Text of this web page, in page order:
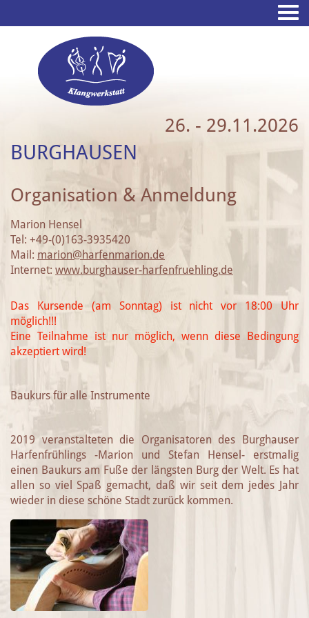
26. - 29.11.2026
BURGHAUSEN
Organisation & Anmeldung
Marion Hensel
Tel: +49-(0)163-3935420
Mail: marion@harfenmarion.de
Internet: www.burghauser-harfenfruehling.de
Das Kursende (am Sonntag) ist nicht vor 18:00 Uhr
möglich!!!
Eine Teilnahme ist nur möglich, wenn diese Bedingung
akzeptiert wird!
Baukurs für alle Instrumente
2019 veranstalteten die Organisatoren des Burghauser
Harfenfrühlings -Marion und Stefan Hensel- erstmalig
einen Baukurs am Fuße der längsten Burg der Welt. Es hat
allen so viel Spaß gemacht, daß wir seit dem jedes Jahr
wieder in diese schöne Stadt zurück kommen.